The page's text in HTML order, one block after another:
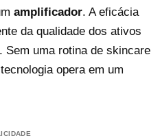
amplificador. A eficácia
da qualidade dos ativos
Sem uma rotina de skincare
opera em um